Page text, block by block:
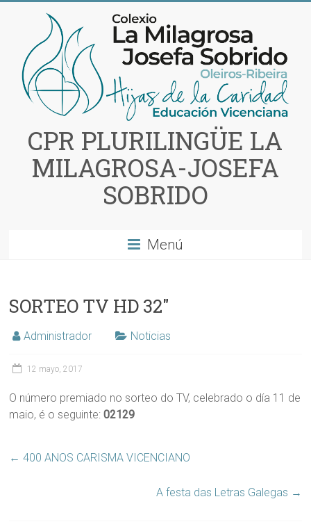
contenido
CPR PLURILINGÜE LA
MILAGROSA-JOSEFA
SOBRIDO
Menú
SORTEO TV HD 32″
Administrador Noticias
12 mayo, 2017
O número premiado no sorteo do TV, celebrado o día 11 de
maio, é o seguinte:02129
← 400 ANOS CARISMA VICENCIANO
A festa das Letras Galegas →